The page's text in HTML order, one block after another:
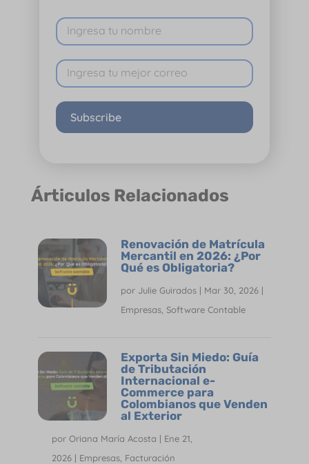
Subscribe
Árticulos Relacionados
Renovación de Matrícula
Mercantil en 2026: ¿Por
Qué es Obligatoria?
por Julie Guirados| Mar 30, 2026|
Empresas, Software Contable
Exporta Sin Miedo: Guía
de Tributación
Internacional e-
Commerce para
Colombianos que Venden
al Exterior
por Oriana María Acosta | Ene 21,
2026| Empresas, Facturación